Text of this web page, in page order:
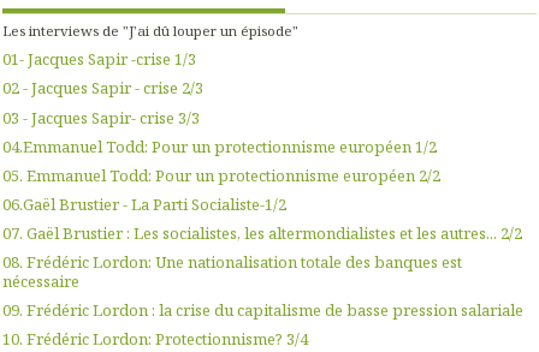
Les interviews de "J'ai dû louper un épisode"
01- Jacques Sapir -crise 1/3
02 - Jacques Sapir - crise 2/3
03 - Jacques Sapir- crise 3/3
04.Emmanuel Todd: Pour un protectionnisme européen 1/2
05. Emmanuel Todd: Pour un protectionnisme européen 2/2
06.Gaël Brustier - La Parti Socialiste-1/2
07. Gaël Brustier : Les socialistes, les altermondialistes et les autres... 2/2
08. Frédéric Lordon: Une nationalisation totale des banques est
nécessaire
09. Frédéric Lordon : la crise du capitalisme de basse pression salariale
10. Frédéric Lordon: Protectionnisme? 3/4